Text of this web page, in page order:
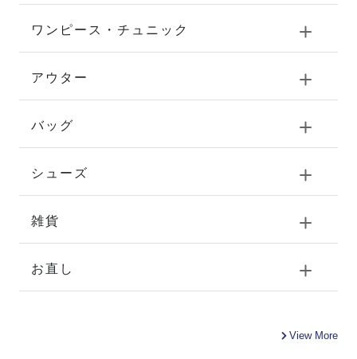
ワンピース・チュニック
アウター
バッグ
シューズ
雑貨
お直し
View More